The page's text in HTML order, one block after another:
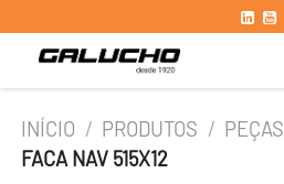
INÍCIO / PRODUTOS / PEÇAS
FACA NAV 515X12